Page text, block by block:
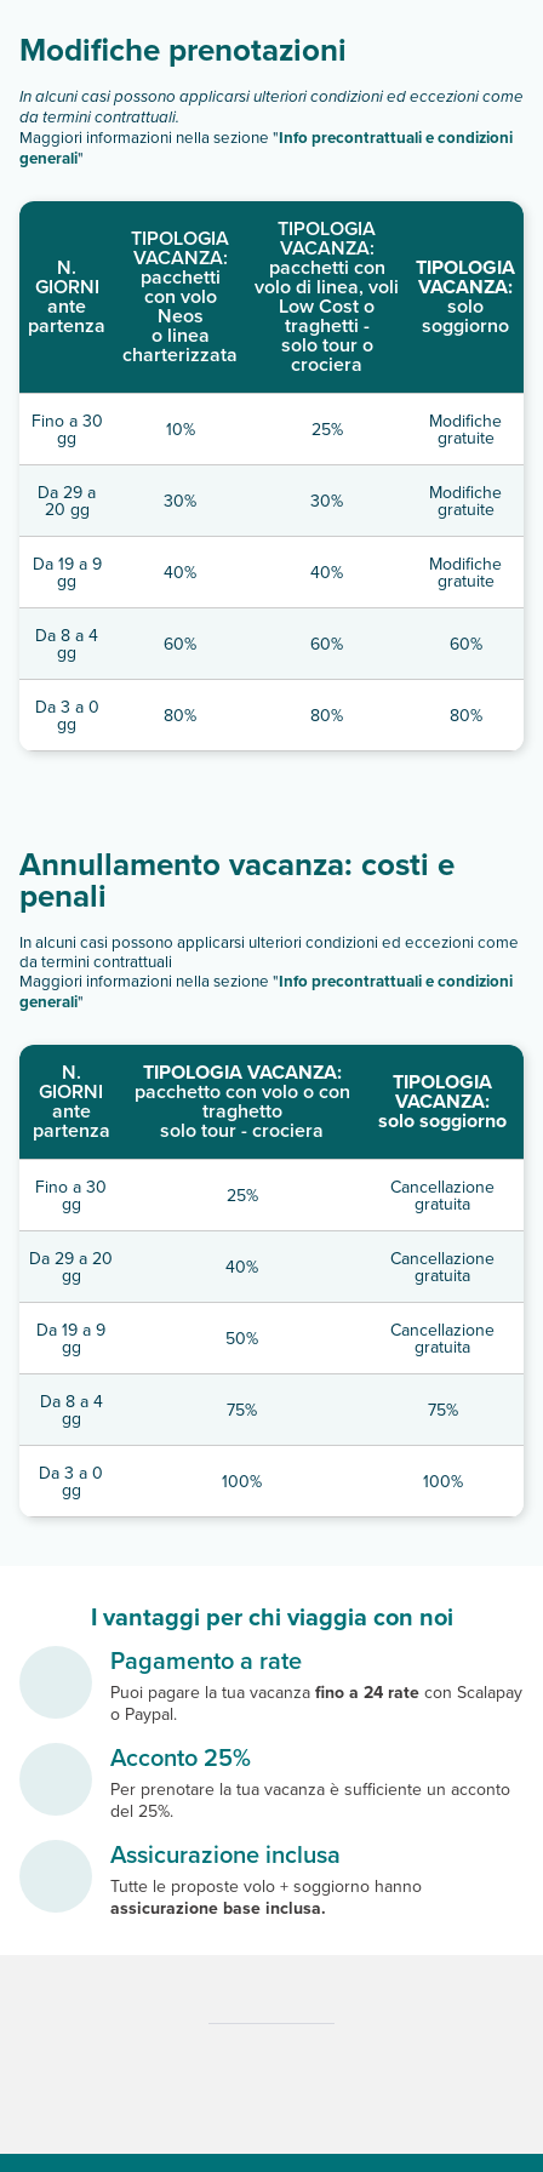
Modifiche prenotazioni
In alcuni casi possono applicarsi ulteriori condizioni ed eccezioni come
da termini contrattuali.
Maggiori informazioni nella sezione "Info precontrattuali e condizioni
generali"
N.
GIORNI
ante
partenza
TIPOLOGIA
VACANZA:
pacchetti
con volo
Neos
o linea
charterizzata
TIPOLOGIA
VACANZA:
pacchetti con
volo di linea, voli
Low Cost o
traghetti -
solo tour o
crociera
TIPOLOGIA
VACANZA:
solo
soggiorno
Fino a 30
gg 10% 25% Modifiche
gratuite
Da 29 a
20 gg 30% 30% Modifiche
gratuite
Da 19 a 9
gg 40% 40% Modifiche
gratuite
Da 8 a 4
gg 60% 60% 60%
Da 3 a 0
gg 80% 80% 80%
Annullamento vacanza: costi e
penali
In alcuni casi possono applicarsi ulteriori condizioni ed eccezioni come
da termini contrattuali
Maggiori informazioni nella sezione "Info precontrattuali e condizioni
generali"
N.
GIORNI
ante
partenza
TIPOLOGIA VACANZA:
pacchetto con volo o con
traghetto
solo tour - crociera
TIPOLOGIA
VACANZA:
solo soggiorno
Fino a 30
gg 25% Cancellazione
gratuita
Da 29 a 20
gg 40% Cancellazione
gratuita
Da 19 a 9
gg 50% Cancellazione
gratuita
Da 8 a 4
gg 75% 75%
Da 3 a 0
gg 100% 100%
I vantaggi per chi viaggia con noi
Pagamento a rate
Puoi pagare la tua vacanza fino a 24 rate con Scalapay
o Paypal.
Acconto 25%
Per prenotare la tua vacanza è sufficiente un acconto
del 25%.
Assicurazione inclusa
Tutte le proposte volo + soggiorno hanno
assicurazione base inclusa.